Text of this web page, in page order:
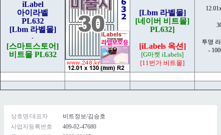
iLabel
아이라벨
PL632
[Lbm 라벨몰]
-
[스마트스토어]
비트몰 PL632
[Lbm 라벨몰]
[네이버 비트몰]
PL632]
[iLabels 옥션]
[G마켓 iLabels]
[11번가 비트몰]
투명
-
상호명/대표자
비트정보/김승호
사업자등록번호
409-02-47680